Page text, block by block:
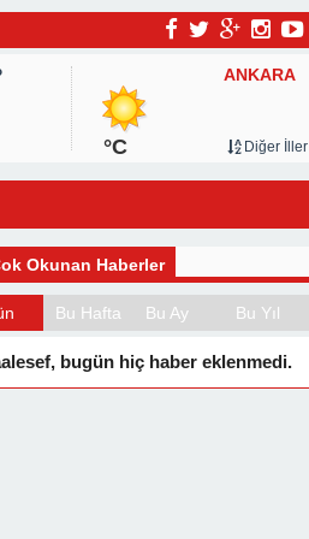
ANKARA
°C Diğer İller
Okunan Haberler
Bu Hafta Bu Ay Bu Yıl
bugün hiç haber eklenmedi.